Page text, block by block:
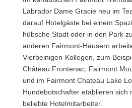
Labrador Dame Gracie neu im
darauf Hotelgäste bei einem
hübsche Stadt oder in den Park
anderen Fairmont-Häusern
Vierbeinigen-Kollegen, zum
Château Frontenac, Fairmont
und im Fairmont Chateau Lake
Hundebotschafter etablieren sich
beliebte Hotelmitarbeiter.